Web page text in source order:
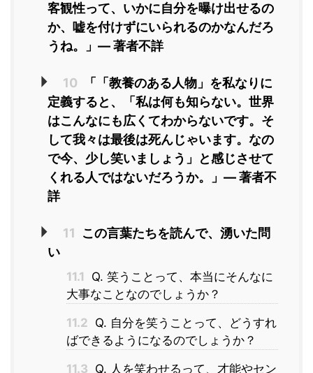
客観性って、いかに自分を曝け出せるの
か、嘘を付けずにいられるのかなんだろ
うね。」― 著者不詳
10
「「教養のある人物」を私なりに
定義すると、「私は何も知らない。世界
はこんなにも広くてわからないです。そ
して我々は最後は死んじゃいます。なの
で今、少し笑いましょう」と感じさせて
くれる人ではないだろうか。」― 著者不
詳
11
この言葉たちを読んで、湧いた問
い
11.1
Q. 笑うことって、本当にそんなに
大事なことなのでしょうか？
11.2 Q. 自分を笑うことって、どうすれ
ばできるようになるのでしょうか？
11.3 Q. 人を笑わせるって、才能やセン